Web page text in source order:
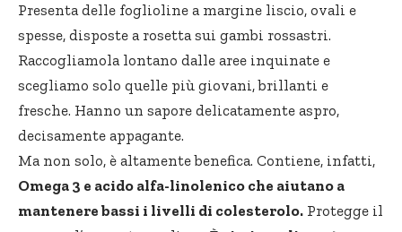
Presenta delle foglioline a margine liscio, ovali e
spesse, disposte a rosetta sui gambi rossastri.
Raccogliamola lontano dalle aree inquinate e
scegliamo solo quelle più giovani, brillanti e
fresche. Hanno un sapore delicatamente aspro,
decisamente appagante.
Ma non solo, è altamente benefica. Contiene, infatti,
Omega 3 e acido alfa-linolenico che aiutano a
mantenere bassi i livelli di colesterolo. Protegge il